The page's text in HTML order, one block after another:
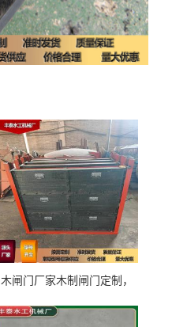
木闸门厂家木制闸门定制，
型号齐全